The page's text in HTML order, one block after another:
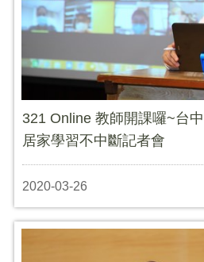
321 Online 教師開課囉~台
居家學習不中斷記者會
2020-03-26